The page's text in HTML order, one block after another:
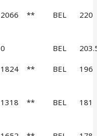
2066 ** BEL 220
0 BEL
1824 ** BEL 196
1318 ** BEL 181